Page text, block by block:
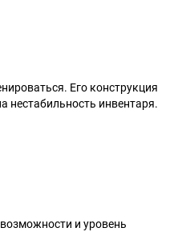
Его конструкция
нестабильность инвентаря.
и уровень